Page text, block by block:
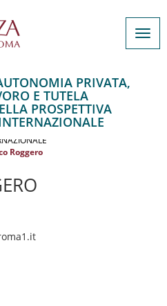
PRIVATA,
E TUTELA
PROSPETTIVA
LAVORO E TUTELA DEI DIRITTI NELLA
Roggero